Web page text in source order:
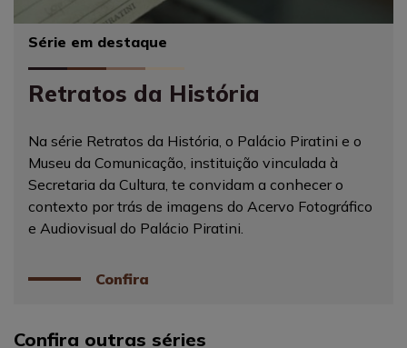
Retratos da História
Na série Retratos da História, o Palácio Piratini e o
Museu da Comunicação, instituição vinculada à
Secretaria da Cultura, te convidam a conhecer o
contexto por trás de imagens do Acervo Fotográfico
e Audiovisual do Palácio Piratini.
Confira